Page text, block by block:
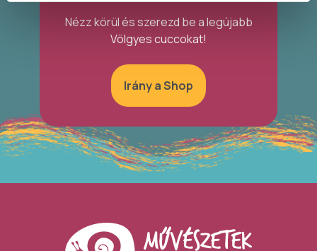
Nézz körül és szerezd be a legújabb
Völgyes cuccokat!
Irány a Shop